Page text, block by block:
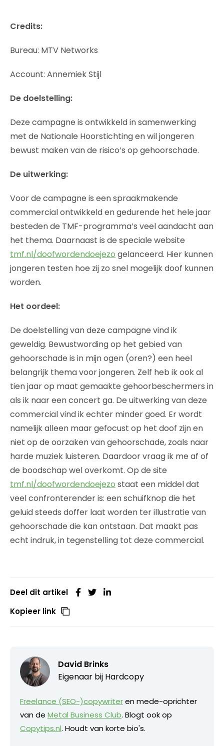
Credits:
Bureau: MTV Networks
Account: Annemiek Stijl
De doelstelling:
Deze campagne is ontwikkeld in samenwerking
met de Nationale Hoorstichting en wil jongeren
bewust maken van de risico’s op gehoorschade.
De uitwerking:
Voor de campagne is een spraakmakende
commercial ontwikkeld en gedurende het hele jaar
besteden de TMF-programma’s veel aandacht aan
het thema. Daarnaast is de speciale website
tmf.nl/doofwordendoejezo gelanceerd. Hier kunnen
jongeren testen hoe zij zo snel mogelijk doof kunnen
worden.
Het oordeel:
De doelstelling van deze campagne vind ik
geweldig. Bewustwording op het gebied van
gehoorschade is in mijn ogen (oren?) een heel
belangrijk thema voor jongeren. Zelf heb ik ook al
tien jaar op maat gemaakte gehoorbeschermers in
als ik naar een concert ga. De uitwerking van deze
commercial vind ik echter minder goed. Er wordt
namelijk alleen maar gefocust op het doof zijn en
niet op de oorzaken van gehoorschade, zoals naar
harde muziek luisteren. Daardoor vraag ik me af of
de boodschap wel overkomt. Op de site
tmf.nl/doofwordendoejezo staat een middel dat
veel confronterender is: een schuifknop die het
geluid steeds doffer laat worden ter illustratie van
gehoorschade die kan ontstaan. Dat maakt pas
echt indruk, in tegenstelling tot deze commercial.
Deel dit artikel
Kopieer link
David Brinks
Eigenaar bij Hardcopy
Freelance (SEO-)copywriteren mede-oprichter
van de Metal Business Club. Blogt ook op
Copytips.nl. Houdt van korte bio's.